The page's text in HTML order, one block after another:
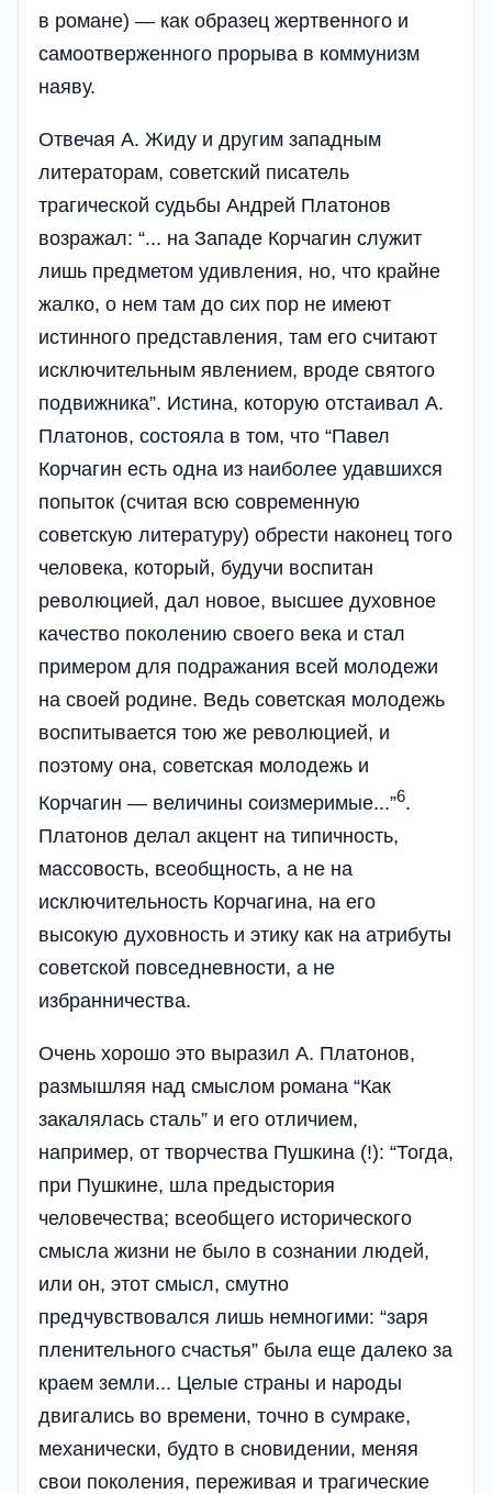
в романе) — как образец жертвенного и
самоотверженного прорыва в коммунизм
наяву.
Отвечая А. Жиду и другим западным
литераторам, советский писатель
трагической судьбы Андрей Платонов
возражал: “... на Западе Корчагин служит
лишь предметом удивления, но, что крайне
жалко, о нем там до сих пор не имеют
истинного представления, там его считают
исключительным явлением, вроде святого
подвижника”. Истина, которую отстаивал А.
Платонов, состояла в том, что “Павел
Корчагин есть одна из наиболее удавшихся
попыток (считая всю современную
советскую литературу) обрести наконец того
человека, который, будучи воспитан
революцией, дал новое, высшее духовное
качество поколению своего века и стал
примером для подражания всей молодежи
на своей родине. Ведь советская молодежь
воспитывается тою же революцией, и
поэтому она, советская молодежь и
Корчагин — величины соизмеримые...”6.
Платонов делал акцент на типичность,
массовость, всеобщность, а не на
исключительность Корчагина, на его
высокую духовность и этику как на атрибуты
советской повседневности, а не
избранничества.
Очень хорошо это выразил А. Платонов,
размышляя над смыслом романа “Как
закалялась сталь” и его отличием,
например, от творчества Пушкина (!): “Тогда,
при Пушкине, шла предыстория
человечества; всеобщего исторического
смысла жизни не было в сознании людей,
или он, этот смысл, смутно
предчувствовался лишь немногими: “заря
пленительного счастья” была еще далеко за
краем земли... Целые страны и народы
двигались во времени, точно в сумраке,
механически, будто в сновидении, меняя
свои поколения, переживая и трагические